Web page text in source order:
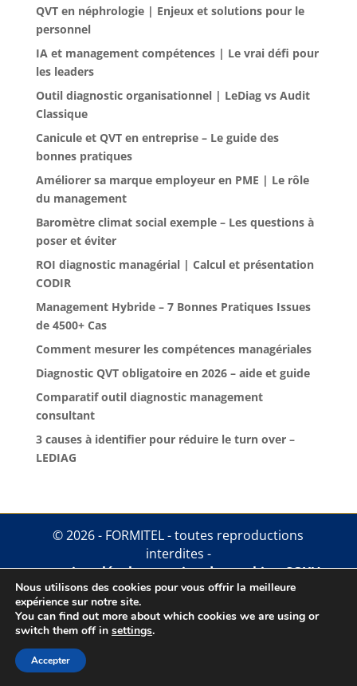
QVT en néphrologie | Enjeux et solutions pour le
personnel
IA et management compétences | Le vrai défi pour
les leaders
Outil diagnostic organisationnel | LeDiag vs Audit
Classique
Canicule et QVT en entreprise – Le guide des
bonnes pratiques
Améliorer sa marque employeur en PME | Le rôle
du management
Baromètre climat social exemple – Les questions à
poser et éviter
ROI diagnostic managérial | Calcul et présentation
CODIR
Management Hybride – 7 Bonnes Pratiques Issues
de 4500+ Cas
Comment mesurer les compétences managériales
Diagnostic QVT obligatoire en 2026 – aide et guide
Comparatif outil diagnostic management
consultant
3 causes à identifier pour réduire le turn over –
LEDIAG
© 2026 - FORMITEL - toutes reproductions
interdites -
mentions légales.gestion des cookies.CGUV
Nous utilisons des cookies pour vous offrir la meilleure
expérience sur notre site.
You can find out more about which cookies we are using or
switch them off in settings.
Accepter